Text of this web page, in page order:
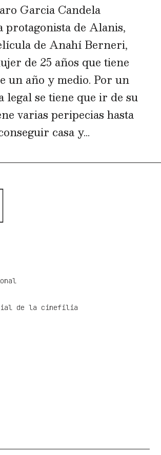
Garcia Candela
protagonista de Alanis,
de Anahí Berneri,
de 25 años que tiene
un año y medio. Por un
legal se tiene que ir de su
varias peripecias hasta
casa y...
de la cinefilia